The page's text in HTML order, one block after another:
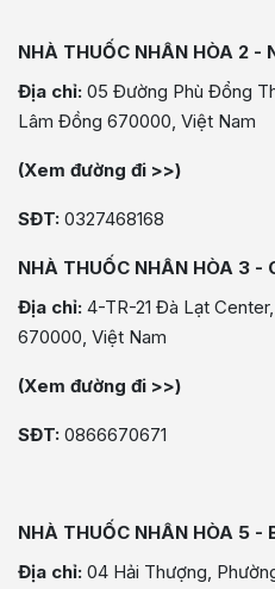
NHÀ THUỐC NHÂN HÒA 2 -
Địa chỉ: 05 Đường Phù Đổng
Lâm Đồng 670000, Việt Nam
(Xem đường đi >>)
SĐT: 0327468168
NHÀ THUỐC NHÂN HÒA 3 -
Địa chỉ: 4-TR-21 Đà Lạt
670000, Việt Nam
(Xem đường đi >>)
SĐT: 0866670671
NHÀ THUỐC NHÂN HÒA 5 -
Địa chỉ: 04 Hải Thượng,